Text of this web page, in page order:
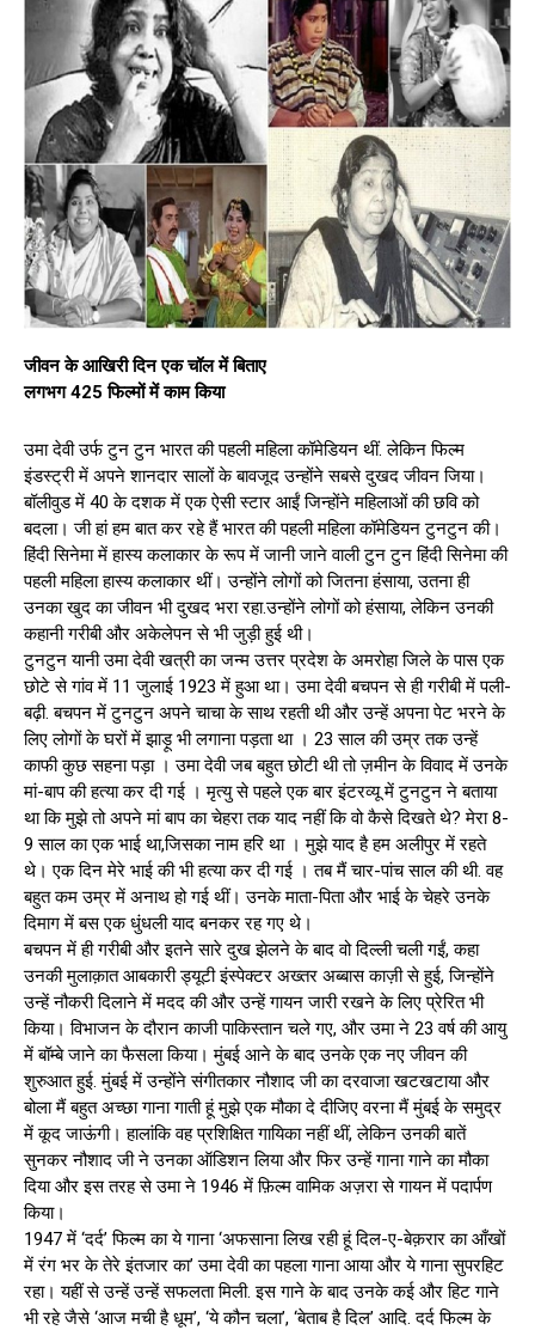
जीवन के आखिरी दिन एक चॉल में बिताए
लगभग 425 फिल्मों में काम किया
उमा देवी उर्फ टुन टुन भारत की पहली महिला कॉमेडियन थीं. लेकिन फिल्म
इंडस्ट्री में अपने शानदार सालों के बावजूद उन्होंने सबसे दुखद जीवन जिया।
बॉलीवुड में 40 के दशक में एक ऐसी स्टार आईं जिन्होंने महिलाओं की छवि को
बदला। जी हां हम बात कर रहे हैं भारत की पहली महिला कॉमेडियन टुनटुन की।
हिंदी सिनेमा में हास्य कलाकार के रूप में जानी जाने वाली टुन टुन हिंदी सिनेमा की
पहली महिला हास्य कलाकार थीं। उन्होंने लोगों को जितना हंसाया, उतना ही
उनका खुद का जीवन भी दुखद भरा रहा.उन्होंने लोगों को हंसाया, लेकिन उनकी
कहानी गरीबी और अकेलेपन से भी जुड़ी हुई थी।
टुनटुन यानी उमा देवी खत्री का जन्म उत्तर प्रदेश के अमरोहा जिले के पास एक
छोटे से गांव में 11 जुलाई 1923 में हुआ था। उमा देवी बचपन से ही गरीबी में पली-
बढ़ी. बचपन में टुनटुन अपने चाचा के साथ रहती थी और उन्हें अपना पेट भरने के
लिए लोगों के घरों में झाड़ू भी लगाना पड़ता था । 23 साल की उम्र तक उन्हें
काफी कुछ सहना पड़ा । उमा देवी जब बहुत छोटी थी तो ज़मीन के विवाद में उनके
मां-बाप की हत्या कर दी गई । मृत्यु से पहले एक बार इंटरव्यू में टुनटुन ने बताया
था कि मुझे तो अपने मां बाप का चेहरा तक याद नहीं कि वो कैसे दिखते थे? मेरा 8-
9 साल का एक भाई था,जिसका नाम हरि था । मुझे याद है हम अलीपुर में रहते
थे। एक दिन मेरे भाई की भी हत्या कर दी गई । तब मैं चार-पांच साल की थी. वह
बहुत कम उम्र में अनाथ हो गई थीं। उनके माता-पिता और भाई के चेहरे उनके
दिमाग में बस एक धुंधली याद बनकर रह गए थे।
बचपन में ही गरीबी और इतने सारे दुख झेलने के बाद वो दिल्ली चली गईं, कहा
उनकी मुलाक़ात आबकारी ड्यूटी इंस्पेक्टर अख्तर अब्बास काज़ी से हुई, जिन्होंने
उन्हें नौकरी दिलाने में मदद की और उन्हें गायन जारी रखने के लिए प्रेरित भी
किया। विभाजन के दौरान काजी पाकिस्तान चले गए, और उमा ने 23 वर्ष की आयु
में बॉम्बे जाने का फैसला किया। मुंबई आने के बाद उनके एक नए जीवन की
शुरुआत हुई. मुंबई में उन्होंने संगीतकार नौशाद जी का दरवाजा खटखटाया और
बोला मैं बहुत अच्छा गाना गाती हूं मुझे एक मौका दे दीजिए वरना मैं मुंबई के समुद्र
में कूद जाऊंगी। हालांकि वह प्रशिक्षित गायिका नहीं थीं, लेकिन उनकी बातें
सुनकर नौशाद जी ने उनका ऑडिशन लिया और फिर उन्हें गाना गाने का मौका
दिया और इस तरह से उमा ने 1946 में फ़िल्म वामिक अज़रा से गायन में पदार्पण
किया।
1947 में ‘दर्द’ फिल्म का ये गाना ‘अफसाना लिख रही हूं दिल-ए-बेक़रार का आँखों
में रंग भर के तेरे इंतजार का’ उमा देवी का पहला गाना आया और ये गाना सुपरहिट
रहा। यहीं से उन्हें उन्हें सफलता मिली. इस गाने के बाद उनके कई और हिट गाने
भी रहे जैसे ‘आज मची है धूम’, ‘ये कौन चला’, ‘बेताब है दिल’ आदि. दर्द फिल्म के